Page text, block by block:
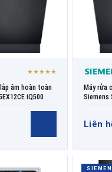
GỬI YÊU CẦU BÁO GIÁ
★★★★★
âm hoàn toàn
iQ500
Máy rửa
Siemens
Liên